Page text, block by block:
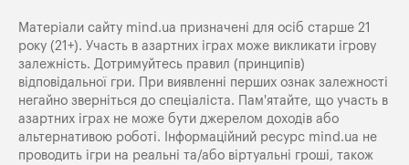
Матеріали сайту mind.ua призначені для осіб старше 21
року (21+). Участь в азартних іграх може викликати ігрову
залежність. Дотримуйтесь правил (принципів)
відповідальної гри. При виявленні перших ознак залежності
негайно зверніться до спеціаліста. Пам'ятайте, що участь в
азартних іграх не може бути джерелом доходів або
альтернативою роботі. Інформаційний ресурс mind.ua не
проводить ігри на реальні та/або віртуальні гроші, також